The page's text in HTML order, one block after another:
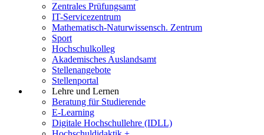
Zentrales Prüfungsamt
IT-Servicezentrum
Mathematisch-Naturwissensch. Zentrum
Sport
Hochschulkolleg
Akademisches Auslandsamt
Stellenangebote
Stellenportal
Lehre und Lernen
Beratung für Studierende
E-Learning
Digitale Hochschullehre (IDLL)